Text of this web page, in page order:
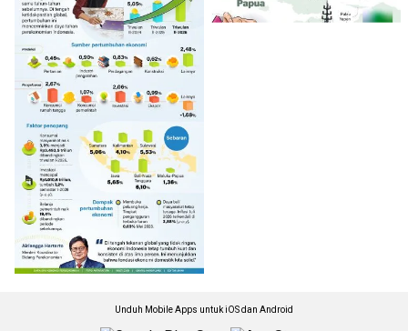
Unduh Mobile Apps untuk iOS dan Android